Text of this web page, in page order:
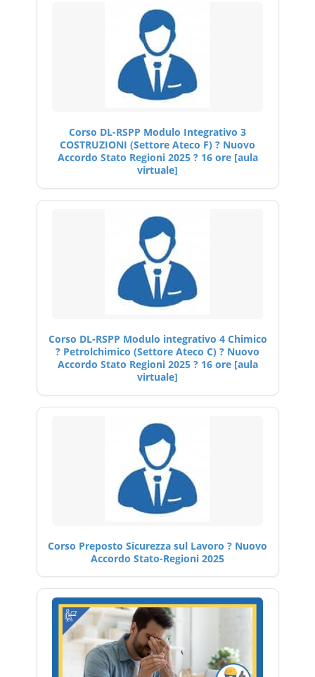
Corso DL-RSPP Modulo Integrativo 3
COSTRUZIONI (Settore Ateco F) ? Nuovo
Accordo Stato Regioni 2025 ? 16 ore [aula
virtuale]
Corso DL-RSPP Modulo integrativo 4 Chimico
? Petrolchimico (Settore Ateco C) ? Nuovo
Accordo Stato Regioni 2025 ? 16 ore [aula
virtuale]
Corso Preposto Sicurezza sul Lavoro ? Nuovo
Accordo Stato-Regioni 2025